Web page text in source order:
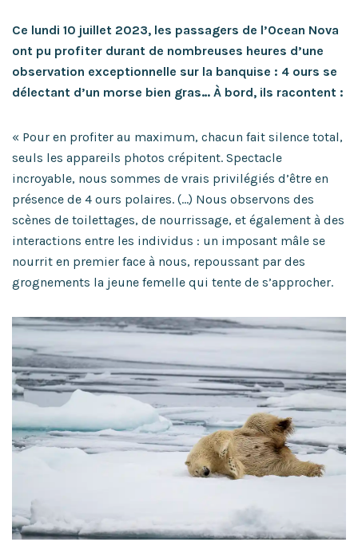
Ce lundi 10 juillet 2023, les passagers de l’Ocean Nova
ont pu profiter durant de nombreuses heures d’une
observation exceptionnelle sur la banquise : 4 ours se
délectant d’un morse bien gras… À bord, ils racontent :
« Pour en profiter au maximum, chacun fait silence total,
seuls les appareils photos crépitent. Spectacle
incroyable, nous sommes de vrais privilégiés d’être en
présence de 4 ours polaires. (…) Nous observons des
scènes de toilettages, de nourrissage, et également à des
interactions entre les individus : un imposant mâle se
nourrit en premier face à nous, repoussant par des
grognements la jeune femelle qui tente de s’approcher.